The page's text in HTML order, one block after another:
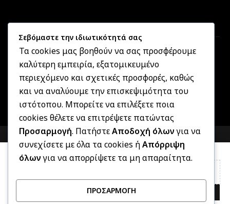
Created byInformatique.gr2025 ©OptikonXpress.com
rights reserved
Σεβόμαστε την ιδιωτικότητά σας
Τα cookies μας βοηθούν να σας προσφέρουμε
καλύτερη εμπειρία, εξατομικευμένο
περιεχόμενο και σχετικές προσφορές, καθώς
και να αναλύουμε την επισκεψιμότητα του
ιστότοπου. Μπορείτε να επιλέξετε ποια
cookies θέλετε να επιτρέψετε πατώντας
Προσαρμογή. ΠατήστεΑποδοχή όλωνγια να
συνεχίσετε με όλα τα cookies ήΑπόρριψη
όλωνγια να απορρίψετε τα μη απαραίτητα.
ΠΡΟΣΑΡΜΟΓΉ
COMPARE (0)
COMPARE